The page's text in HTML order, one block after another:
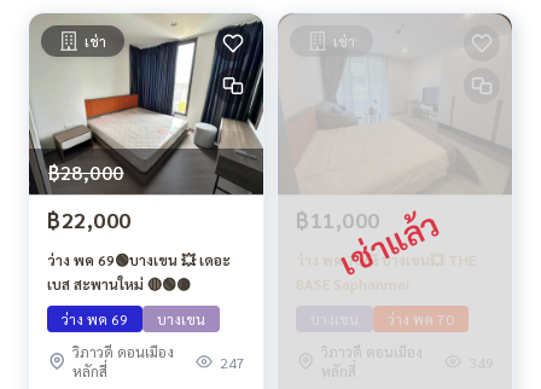
เช่า
฿28,000
฿22,000
ว่าง พค 69🟢บางเขน 💥 เดอะ
เบส สะพานใหม่ 🔴🟢🟡
ว่าง พค 69
บางเขน
วิภาวดี ดอนเมือง
หลักสี่
247
เช่า
฿11,000
ว่าง พค 70💥 บางเขน💥 THE
BASE Saphanmai
ว่าง พค 70
วิภาวดี ดอนเมือง
หลักสี่
349